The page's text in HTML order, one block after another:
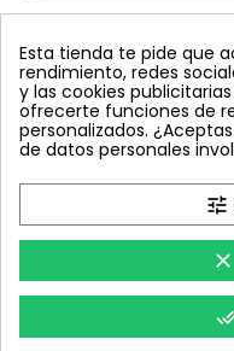
Etiquetas Populares
colmena vacuna arbol
bombus terrestris
mariquita
amarillo
trampa
tuta absoluta
lucha
FeromonasyTrampas ©
Esta tienda te pide que
rendimiento, redes
y las cookies
ofrecerte funciones de
personalizados.
de datos personales
tune
clear